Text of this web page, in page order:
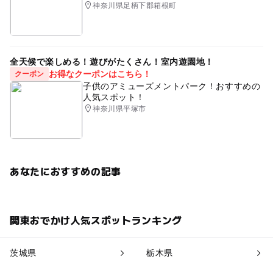
神奈川県足柄下郡箱根町
全天候で楽しめる！遊びがたくさん！室内遊園地！
クーポン
お得なクーポンはこちら！
子供のアミューズメントパーク！おすすめの
人気スポット！
神奈川県平塚市
あなたにおすすめの記事
関東おでかけ人気スポットランキング
茨城県 栃木県